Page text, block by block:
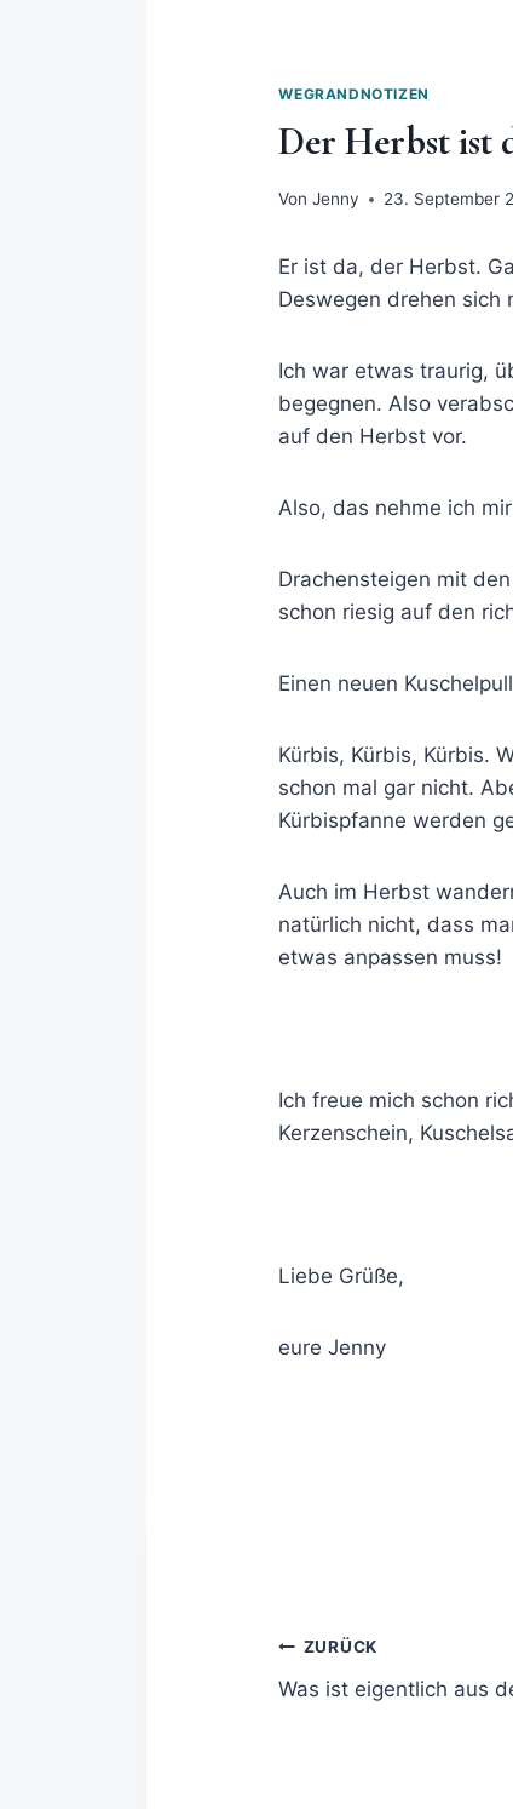
WEGRANDNOTIZEN
Der Herbst ist
Von Jenny 23. September
Er ist da, der Herbst.
Deswegen drehen sich
Ich war etwas traurig,
begegnen. Also
auf den Herbst vor.
Also, das nehme ich
Drachensteigen mit
schon riesig auf den
Einen neuen
Kürbis, Kürbis, Kürbis.
schon mal gar nicht.
Kürbispfanne werden
Auch im Herbst
natürlich nicht, dass
etwas anpassen muss!
Ich freue mich schon
Kerzenschein,
Liebe Grüße,
eure Jenny
ZURÜCK
Was ist eigentlich aus